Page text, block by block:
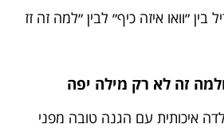
״וואו איזה כיף״ לבין ״למה זה זז
זה לא רק מילה יפה
איכותית עם הגנה טובה מפני